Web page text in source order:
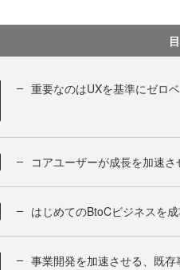
重要なのはUXを基準にゼロ
コアユーザーが成長を加速
はじめてのBtoCビジネスを
事業開発を加速させる、既